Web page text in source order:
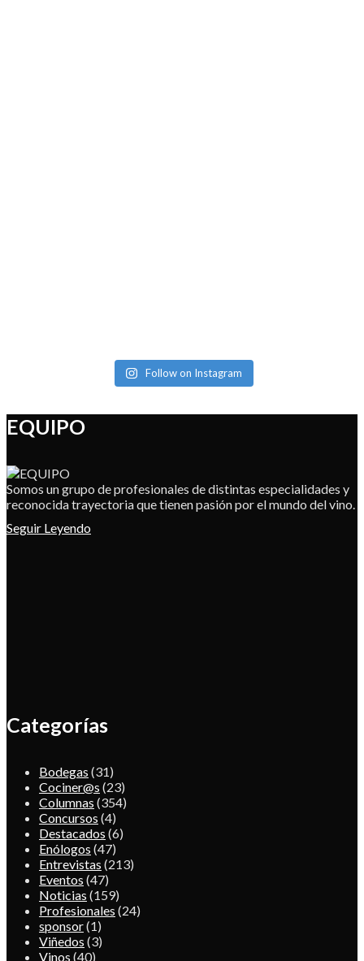
Follow on Instagram
EQUIPO
Somos un grupo de profesionales de distintas especialidades y
reconocida trayectoria que tienen pasión por el mundo del vino.
Seguir Leyendo
Categorías
Bodegas (31)
Cociner@s (23)
Columnas (354)
Concursos (4)
Destacados (6)
Enólogos (47)
Entrevistas (213)
Eventos (47)
Noticias (159)
Profesionales (24)
sponsor(1)
Viñedos (3)
Vinos (40)